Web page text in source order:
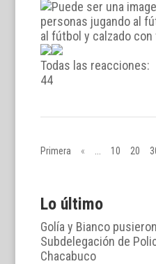
Todas las reacciones:
44
Primera
« 10 20
Lo último
Golía y Bianco
Subdelegación de
Chacabuco